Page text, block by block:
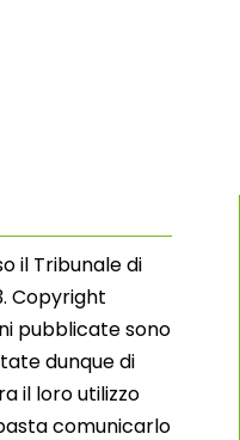
il Tribunale di
Copyright
pubblicate sono
dunque di
il loro utilizzo
comunicarlo